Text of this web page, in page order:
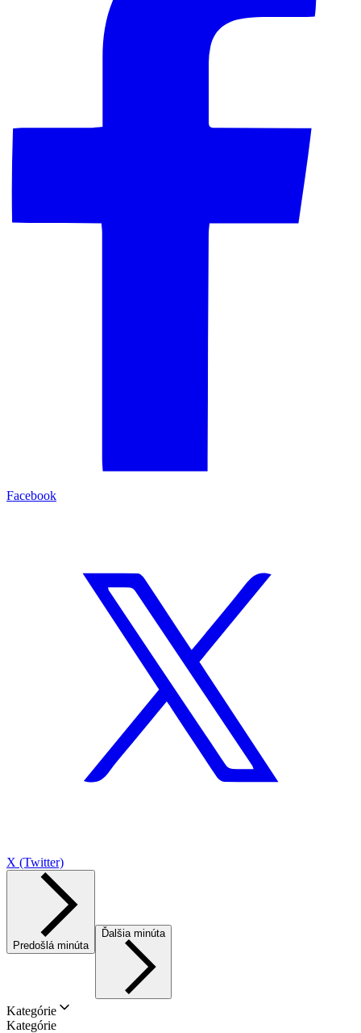
Facebook
X (Twitter)
Predošlá minúta
Ďalšia minúta
Kategórie
Kategórie